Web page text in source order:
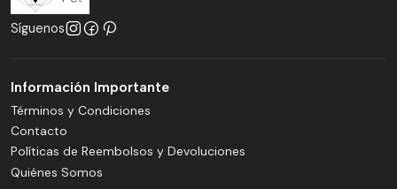
Síguenos
Información Importante
Términos y Condiciones
Contacto
Políticas de Reembolsos y Devoluciones
Quiénes Somos